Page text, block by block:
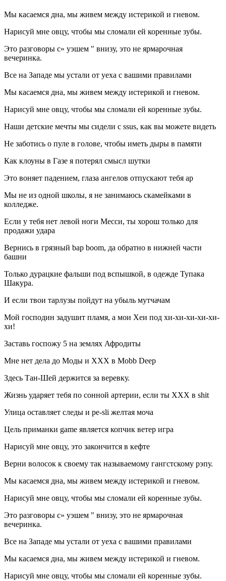
Мы касаемся дна, мы живем между истерикой и гневом.
Нарисуй мне овцу, чтобы мы сломали ей коренные зубы.
Это разговоры с» уэшем " внизу, это не ярмарочная
вечеринка.
Все на Западе мы устали от уеха с вашими правилами
Мы касаемся дна, мы живем между истерикой и гневом.
Нарисуй мне овцу, чтобы мы сломали ей коренные зубы.
Наши детские мечты мы сидели с ssus, как вы можете видеть
Не заботись о пуле в голове, чтобы иметь дыры в памяти
Как клоуны в Газе я потерял смысл шутки
Это воняет падением, глаза ангелов отпускают тебя ap
Мы не из одной школы, я не занимаюсь скамейками в
колледже.
Если у тебя нет левой ноги Месси, ты хорош только для
продажи удара
Вернись в грязный bap boom, да обратно в нижней части
башни
Только дурацкие фальши под вспышкой, в одежде Тупака
Шакура.
И если твои тарлузы пойдут на убыль мутчачам
Мой господин задушит пламя, а мои Хеи под хи-хи-хи-хи-хи-
хи!
Заставь госпожу 5 на землях Афродиты
Мне нет дела до Моды и ХХХ в Mobb Deep
Здесь Тан-Шей держится за веревку.
Жизнь ударяет тебя по сонной артерии, если ты ХХХ в shit
Улица оставляет следы и pe-sli желтая моча
Цель приманки game является копчик ветер игра
Нарисуй мне овцу, это закончится в кефте
Верни волосок к своему так называемому гангстскому рэпу.
Мы касаемся дна, мы живем между истерикой и гневом.
Нарисуй мне овцу, чтобы мы сломали ей коренные зубы.
Это разговоры с» уэшем " внизу, это не ярмарочная
вечеринка.
Все на Западе мы устали от уеха с вашими правилами
Мы касаемся дна, мы живем между истерикой и гневом.
Нарисуй мне овцу, чтобы мы сломали ей коренные зубы.